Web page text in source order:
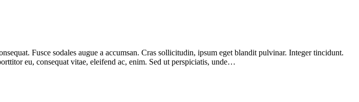
Fusce sodales augue a accumsan. Cras sollicitudin, ipsum eget blandit pulvinar. Integer tincidunt.
eu, consequat vitae, eleifend ac, enim. Sed ut perspiciatis, unde…